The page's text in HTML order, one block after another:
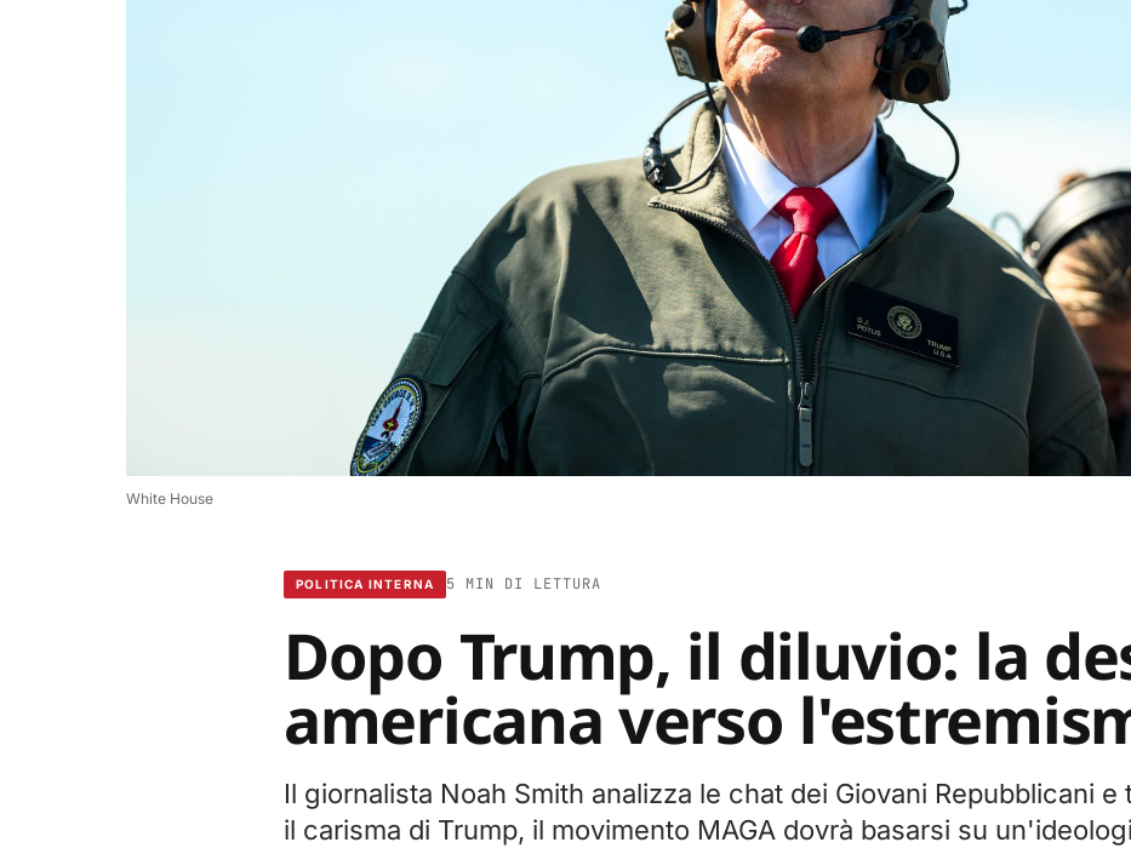
White House
POLITICA INTERNA 5 MIN DI LETTURA
Dopo Trump, il diluvio: la
americana verso
Il giornalista Noah Smith analizza le chat dei Giovani Repubblicani e
il carisma di Trump, il movimento MAGA dovrà basarsi su